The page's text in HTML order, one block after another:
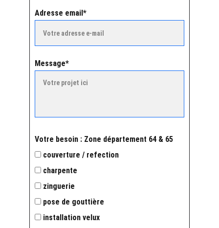
Adresse email*
Message*
Votre besoin : Zone département 64 & 65
couverture / refection
charpente
zinguerie
pose de gouttière
installation velux